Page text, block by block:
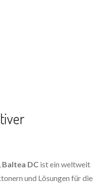
Baltea DC ist ein weltweit
und Lösungen für die